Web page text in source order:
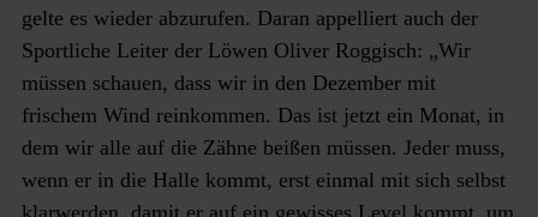
gelte es wieder abzurufen. Daran appelliert auch der
Sportliche Leiter der Löwen Oliver Roggisch: „Wir
müssen schauen, dass wir in den Dezember mit
frischem Wind reinkommen. Das ist jetzt ein Monat, in
dem wir alle auf die Zähne beißen müssen. Jeder muss,
wenn er in die Halle kommt, erst einmal mit sich selbst
klarwerden, damit er auf ein gewisses Level kommt, um